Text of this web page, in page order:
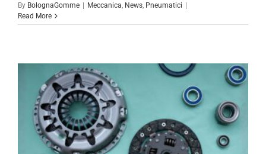
By BolognaGomme | Meccanica News Pneumatici |
Read More